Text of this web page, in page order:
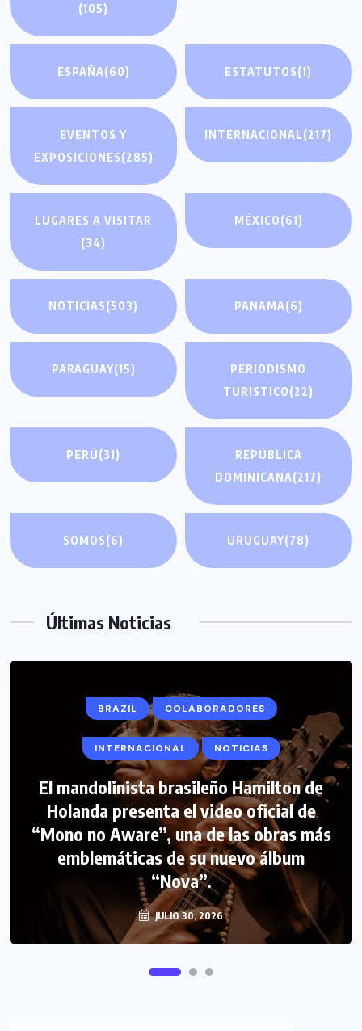
(105)
ESPAÑA(60) ESTATUTOS(1)
EVENTOS Y
EXPOSICIONES(285)
INTERNACIONAL(217)
LUGARES A VISITAR
(34)
MÉXICO(61)
NOTICIAS(503) PANAMA(6)
PARAGUAY(15)
PERIODISMO
TURISTICO(22)
PERÚ(31)
REPÚBLICA
DOMINICANA(217)
SOMOS(6) URUGUAY(78)
Últimas Noticias
BRAZIL COLABORADORES
INTERNACIONAL NOTICIAS
El mandolinista brasileño Hamilton de
Holanda presenta el video oficial de
“Mono no Aware”, una de las obras más
emblemáticas de su nuevo álbum
“Nova”.
JULIO 30, 2026
COLABORADORES INTERNACIONAL
NOTICIAS PERIODISMO TURISTICO
FIPETUR se solidariza con Venezuela
JUNIO 29, 2026